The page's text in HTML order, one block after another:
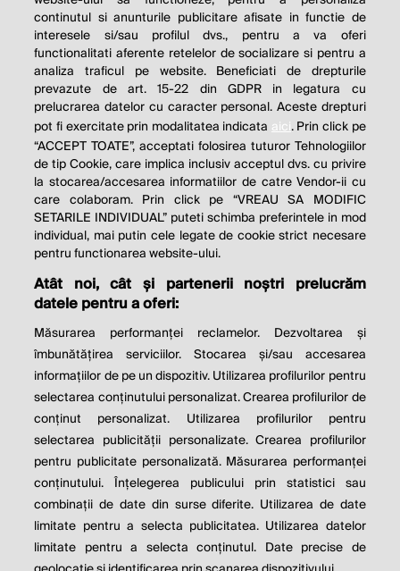
THE SOCIAL RESPONSIBILITY OF
BUSINESS IS TO INCREASE ITS
PROFITS.
Milton Friedman
© 2026 Profit.ro. Toate drepturile rezervate.
Dezvoltat de1616.ro
Contact Publicitate Despre noi
Politica de cookie Politica de
confidențialitate
continutul si anunturile publicitare afisate in functie de
interesele si/sau profilul dvs., pentru a va oferi
functionalitati aferente retelelor de socializare si pentru a
analiza traficul pe website. Beneficiati de drepturile
prevazute de art. 15-22 din GDPR in legatura cu
prelucrarea datelor cu caracter personal. Aceste drepturi
pot fi exercitate prin modalitatea indicata aici. Prin click pe
“ACCEPT TOATE”, acceptati folosirea tuturor Tehnologiilor
de tip Cookie, care implica inclusiv acceptul dvs. cu privire
la stocarea/accesarea informatiilor de catre Vendor-ii cu
care colaboram. Prin click pe “VREAU SA MODIFIC
SETARILE INDIVIDUAL” puteti schimba preferintele in mod
individual, mai putin cele legate de cookie strict necesare
pentru functionarea website-ului.
Atât noi, cât și partenerii noștri prelucrăm
datele pentru a oferi:
Măsurarea performanței reclamelor. Dezvoltarea și
îmbunătățirea serviciilor. Stocarea și/sau accesarea
informațiilor de pe un dispozitiv. Utilizarea profilurilor pentru
selectarea conținutului personalizat. Crearea profilurilor de
conținut personalizat. Utilizarea profilurilor pentru
selectarea publicității personalizate. Crearea profilurilor
pentru publicitate personalizată. Măsurarea performanței
conținutului. Înțelegerea publicului prin statistici sau
combinații de date din surse diferite. Utilizarea de date
limitate pentru a selecta publicitatea. Utilizarea datelor
limitate pentru a selecta conținutul. Date precise de